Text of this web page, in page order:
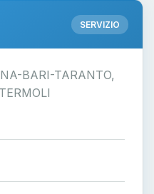
SERVIZIO
BARI-TARANTO,